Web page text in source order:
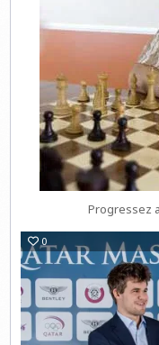
Progressez
0